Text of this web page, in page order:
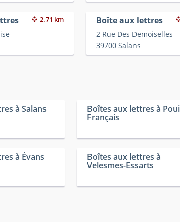
2.71 km Boîte aux lettres
2 Rue Des Demoiselles
39700 Salans
à Salans Boîtes aux lettres à
Français
à Évans Boîtes aux lettres à
Velesmes-Essarts